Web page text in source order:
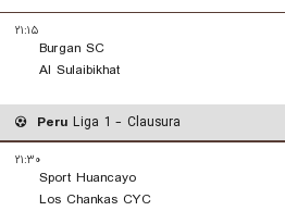
۲۱:۱۵
Burgan SC
Al Sulaibikhat
Peru Liga 1 - Clausura
۲۱:۳۰
Sport Huancayo
Los Chankas CYC